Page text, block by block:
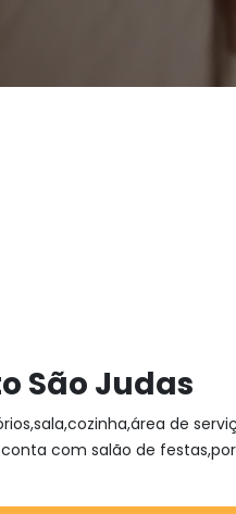
São Judas
de
com salão de